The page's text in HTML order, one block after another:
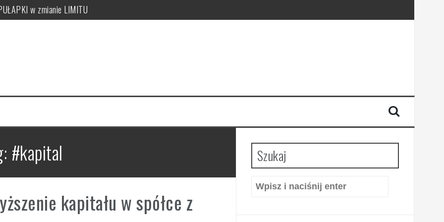
w zmianie LIMITU
CO MUSISZ WIEDZIEĆ
zakupu, nr KSeF, nowe kody: OFF, BFK, DI, system kaucyjny
jak je nadawać?
#kapital
kapitału w spółce z
Szukaj
Szukaj: